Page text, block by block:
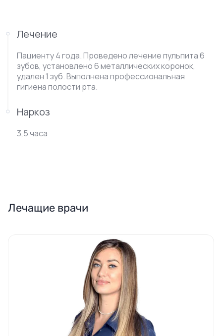
Лечение
Пациенту 4 года. Проведено лечение пульпита 6
зубов, установлено 6 металлических коронок,
удален 1 зуб. Выполнена профессиональная
гигиена полости рта.
Наркоз
3,5 часа
Лечащие врачи